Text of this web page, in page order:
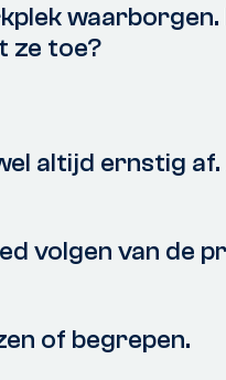
ze toe?
altijd ernstig af.
volgen van de
of begrepen.